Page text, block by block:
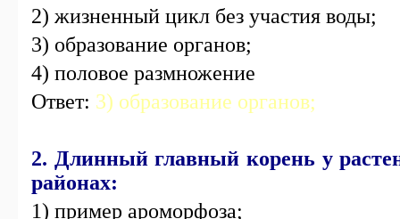
2) жизненный цикл без участия воды;
3) образование органов;
4) половое размножение
Ответ: 3) образование органов;
2. Длинный главный корень у
районах:
1) пример ароморфоза;